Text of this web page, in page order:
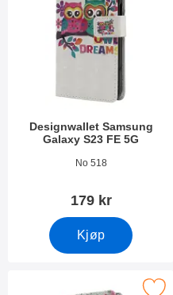
Designwallet Samsung
Galaxy S23 FE 5G
Varenummer 49571
No 518
179 kr
Kjøp
designwallet Samsung